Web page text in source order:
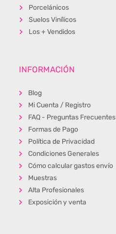
Porcelánicos
Suelos Vinílicos
Los + Vendidos
INFORMACIÓN
Blog
Mi Cuenta / Registro
FAQ - Preguntas Frecuentes
Formas de Pago
Política de Privacidad
Condiciones Generales
Cómo calcular gastos envío
Muestras
Alta Profesionales
Exposición y venta